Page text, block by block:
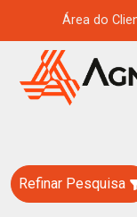
Área do
Refinar Pesquisa